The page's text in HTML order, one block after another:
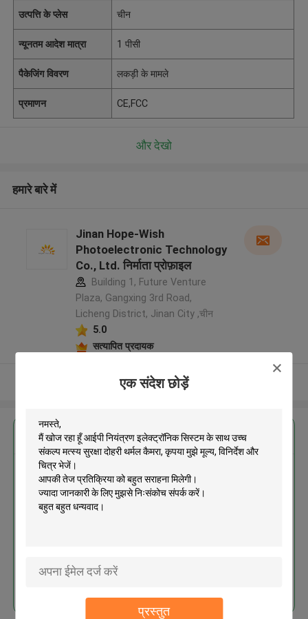
एक संदेश छोड़ें
प्रस्तुत
उत्पत्ति के प्लेस चीन
न्यूनतम आदेश मात्रा 1 पीसी
पैकेजिंग विवरण लकड़ी के मामले
प्रमाणन CE,FCC
और देखो
हमारे बारे में
Jinan Hope-Wish
Photoelectronic Technology
Co., Ltd. निर्माता प्रोफ़ाइल
Building 1, Future Venture
Plaza, Gangxing 3rd Road,
Licheng District, Jinan City ,चीन
5.0
सत्यापित प्रदायक
और देखो
सबसे उत्तम प्रतिदान प्राप्त करें
आईपी ​​नियंत्रण इलेक्ट्रॉनिक सिस्टम के
साथ उच्च संकल्प मत्स्य सुरक्षा दोहरी थर्मल
जारी रखें